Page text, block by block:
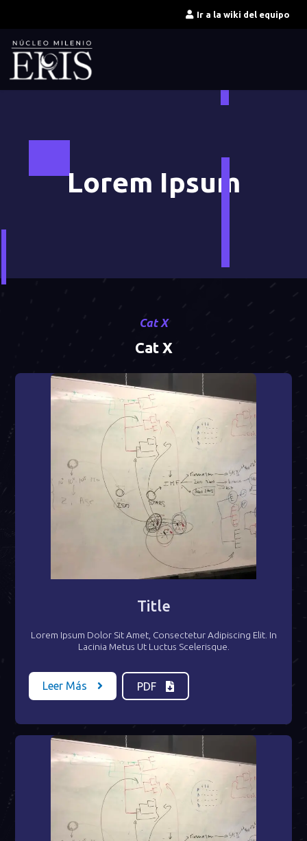
contenido
Ir a la wiki del equipo
Lorem Ipsum
Cat X
Cat X
Title
Lorem Ipsum Dolor Sit Amet, Consectetur Adipiscing Elit. In
Lacinia Metus Ut Luctus Scelerisque.
Leer Más PDF